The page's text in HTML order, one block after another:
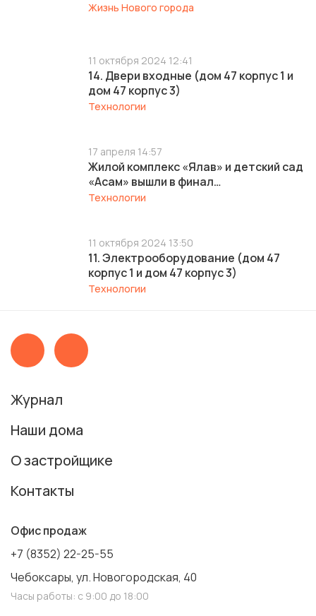
Жизнь Нового города
11 октября 2024 12:41
14. Двери входные (дом 47 корпус 1 и
дом 47 корпус 3)
Технологии
17 апреля 14:57
Жилой комплекс «Ялав» и детский сад
«Асам» вышли в финал
международной премии REPA 2026
Технологии
11 октября 2024 13:50
11. Электрооборудование (дом 47
корпус 1 и дом 47 корпус 3)
Технологии
Журнал
Наши дома
О застройщике
Контакты
Офис продаж
+7 (8352) 22-25-55
Чебоксары, ул. Новогородская, 40
Часы работы: с 9:00 до 18:00